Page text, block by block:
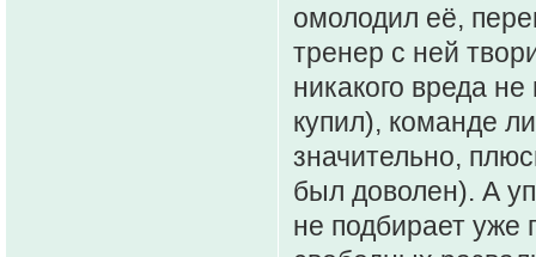
омолодил её,
тренер с ней
никакого вреда
купил), команде
значительно,
был доволен). А
не подбирает уже